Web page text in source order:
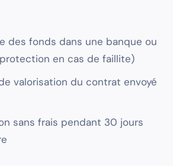
des fonds dans une banque ou
en cas de faillite)
valorisation du contrat envoyé
sans frais pendant 30 jours